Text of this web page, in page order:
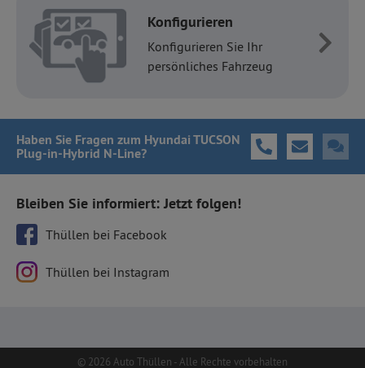
Konfigurieren
Konfigurieren Sie Ihr
persönliches Fahrzeug
Haben Sie Fragen zum Hyundai TUCSON
Plug-in-Hybrid N-Line?
Bleiben Sie informiert: Jetzt folgen!
Thüllen bei Facebook
Thüllen bei Instagram
© 2026 Auto Thüllen - Alle Rechte vorbehalten